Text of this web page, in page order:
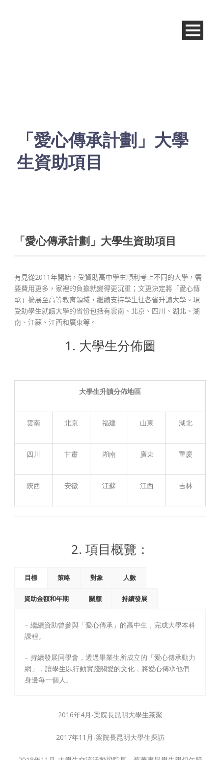
「愛心傳承計劃」大學
生資助項目
「愛心傳承計劃」大學生資助項目
有見從2011年開始，受資助高中學生順利考上不同的大學，需
要費用更多，家裡的負擔就變得更沉重；文更決定將「愛心傳
承」 擴展至高等教育領域，繼續支持學生往各省升讀大學。現
受助學生就讀大學的省份包括有雲南、北京、四川、湖北、湖
南、江蘇、江西和廣東等。
1. 大學生分佈圖
大學生升讀分佈地區
雲南 北京 福建 山東 湖北
四川 甘肅 湖南 廣東 重慶
陝西 安徽 江蘇 江西 吉林
2. 項目概覽：
目標 策略 對象 人數
資助金額和年期 關顧 持續發展
– 繼續資助曾參與「愛心傳承」的高中生，完成大學本科
課程。
– 持續發展同學會，透過畢業生所成立的「愛心傳承動力
網」，讓學生以行動實踐關愛的文化，將愛心傳承他們
身邊每一個人。
2016年4月-梁院長昆明大學生茶聚
2017年11月-梁院長昆明大學生探訪